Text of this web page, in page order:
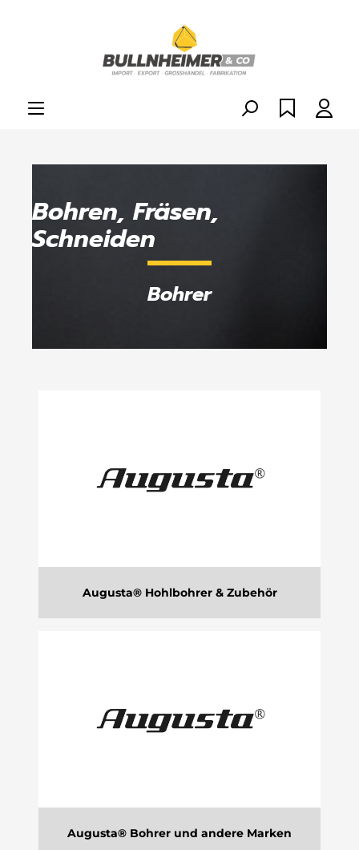
Bohren, Fräsen,
Schneiden
Bohrer
Augusta® Hohlbohrer & Zubehör
Augusta® Bohrer und andere Marken